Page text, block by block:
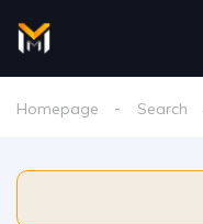
Homepage Search